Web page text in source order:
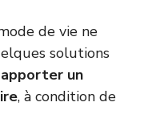
de vie ne
solutions
apporter un
, à condition de